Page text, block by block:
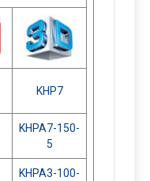
KHP7
KHPA7-150-
5
KHPA3-100-